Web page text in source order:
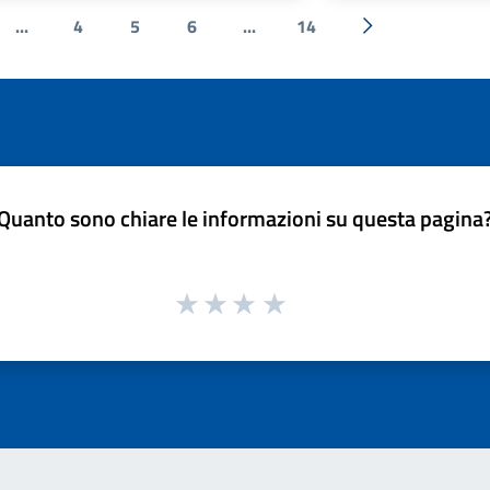
... 4 5 6 ... 14
Successiva »
sono chiare le informazioni su questa